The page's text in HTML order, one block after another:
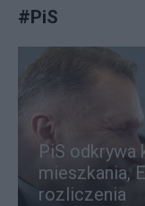
#PiS
PiS odkrywa
mieszkania,
rozliczenia